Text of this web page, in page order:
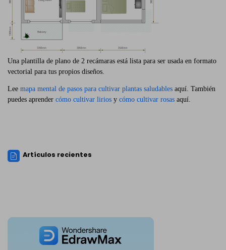
Una plantilla de plano de 2 recámaras está lista para ser usada en formato
vectorial para tus propios diseños.
Lee mapa mental de pasos para cultivar plantas saludables aquí. También
puedes aprender cómo cultivar lirios y cómo cultivar rosas aquí.
Artículos recientes